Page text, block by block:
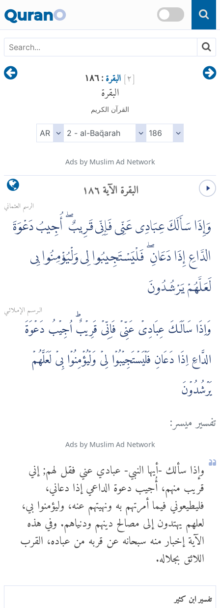
Skip to main content
QuranO
[٢]البقرة : ١٨٦البقرة
القرآن الكريم
Ads by Muslim Ad Network
البقرة الآية ١٨٦
الرسم العثماني
وَإِذَا سَأَلَكَ عِبَادِى عَنِّى فَإِنِّى قَرِيبٌ ۖ أُجِيبُ دَعْوَةَ
الدَّاعِ إِذَا دَعَانِ ۖ فَلْيَسْتَجِيبُوا لِى وَلْيُؤْمِنُوا بِى
لَعَلَّهُمْ يَرْشُدُونَ
الـرسـم الإمـلائـي
وَاِذَا سَاَلَـكَ عِبَادِىۡ عَنِّىۡ فَاِنِّىۡ قَرِيۡبٌؕ اُجِيۡبُ دَعۡوَةَ
الدَّاعِ اِذَا دَعَانِ فَلۡيَسۡتَجِيۡبُوۡا لِىۡ وَلۡيُؤۡمِنُوۡا بِىۡ لَعَلَّهُمۡ
يَرۡشُدُوۡنَ
تفسير ميسر:
Ads by Muslim Ad Network
وإذا سألك -أيها النبي- عبادي عني فقل لهم; إني
قريب منهم، أُجيب دعوة الداعي إذا دعاني،
فليطيعوني فيما أمرتهم به ونهيتهم عنه، وليؤمنوا بي،
لعلهم يهتدون إلى مصالح دينهم ودنياهم. وفي هذه
الآية إخبار منه سبحانه عن قربه من عباده، القرب
اللائق بجلاله.
تفسير ابن كثير